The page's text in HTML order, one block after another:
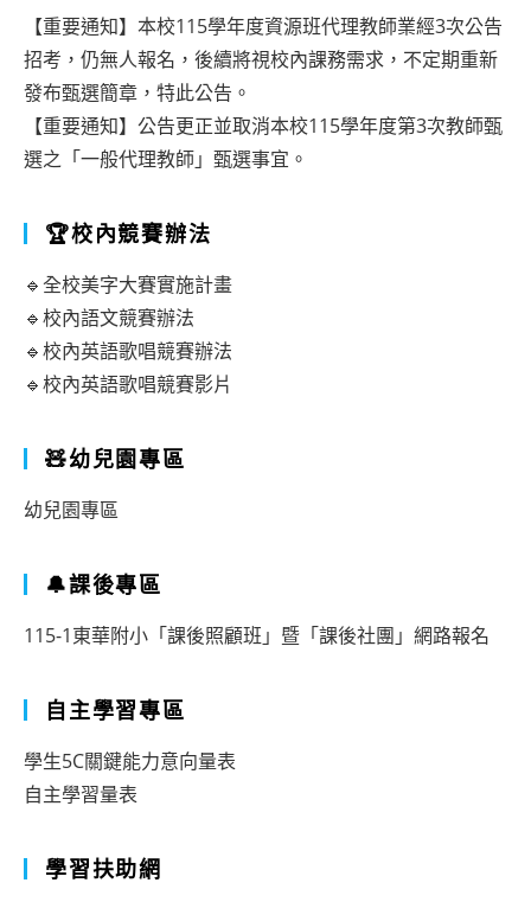
度
第
1
學
美
感
智
能
閱
－
新
種
子
教
師
計
【重要通知】本校115學年度資源班代理教師業經3次公告
招考，仍無人報名，後續將視校內課務需求，不定期重新
發布甄選簡章，特此公告。
【重要通知】公告更正並取消本校115學年度第3次教師甄
選之「一般代理教師」甄選事宜。
🏆校內競賽辦法
🔹全校美字大賽實施計畫
🔹校內語文競賽辦法
🔹校內英語歌唱競賽辦法
🔹校內英語歌唱競賽影片
🧸幼兒園專區
幼兒園專區
🔔課後專區
115-1東華附小「課後照顧班」暨「課後社團」網路報名
自主學習專區
學生5C關鍵能力意向量表
自主學習量表
學習扶助網